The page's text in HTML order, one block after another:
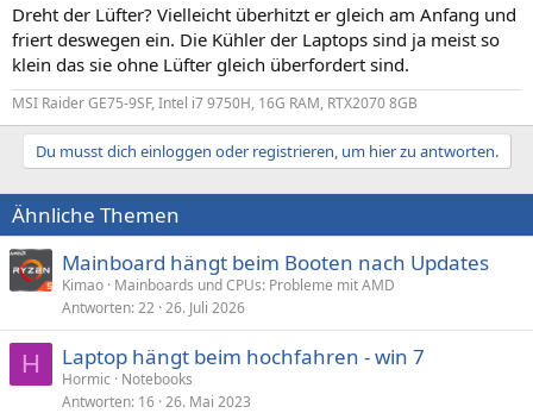
Dreht der Lüfter? Vielleicht überhitzt er gleich am Anfang und
friert deswegen ein. Die Kühler der Laptops sind ja meist so
klein das sie ohne Lüfter gleich überfordert sind.
MSI Raider GE75-9SF, Intel i7 9750H, 16G RAM, RTX2070 8GB
Du musst dich einloggen oder registrieren, um hier zu antworten.
Ähnliche Themen
Mainboard hängt beim Booten nach Updates
Kimao Mainboards und CPUs: Probleme mit AMD
Antworten 22 26. Juli 2026
H Laptop hängt beim hochfahren - win 7
Hormic
Notebooks
Antworten 16 26. Mai 2023